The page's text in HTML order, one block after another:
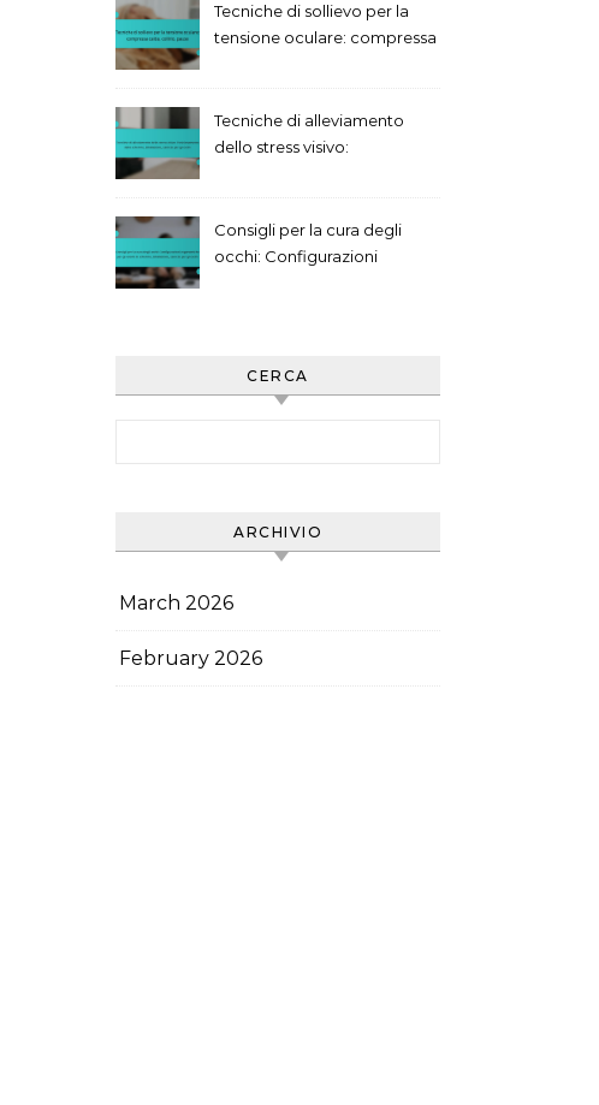
Tecniche di sollievo per la
tensione oculare: compressa
Tecniche di alleviamento
dello stress visivo:
Esercizi per gli occhi
Consigli per la cura degli
occhi: Configurazioni
CERCA
ARCHIVIO
March 2026
February 2026